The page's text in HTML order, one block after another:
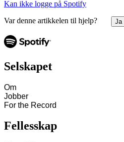
Kan ikke logge på Spotify
Var denne artikkelen til hjelp? Ja
Selskapet
Om
Jobber
For the Record
Fellesskap